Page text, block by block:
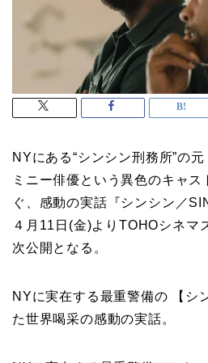
NYにある“シンシン刑務所”の
ミニー俳優という異色のキャ
ぐ、感動の実話『シンシン／
４月11日(金)よりTOHOシネマ
次公開となる。
NYに実在する最重警備の 【シ
た世界喝采の感動の実話。